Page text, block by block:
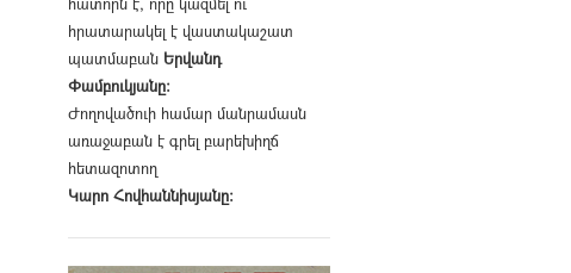
հրատարակել է վաստակաշատ
պատմաբան Երվանդ
Փամբուկյանը։
Ժողովածուի համար մանրամասն
առաջաբան է գրել բարեխիղճ
հետազոտող
Կարո Հովհաննիսյանը։